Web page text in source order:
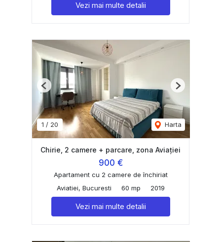
Vezi mai multe detalii
1 / 20 Harta
Previous Next
Chirie, 2 camere + parcare, zona Aviației
900 €
Apartament cu 2 camere de închiriat
Aviatiei, Bucuresti
60 mp 2019
Vezi mai multe detalii